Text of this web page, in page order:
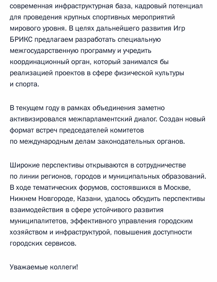
современная инфраструктурная база, кадровый потенциал
для проведения крупных спортивных мероприятий
мирового уровня. В целях дальнейшего развития Игр
БРИКС предлагаем разработать специальную
межгосударственную программу и учредить
координационный орган, который занимался бы
реализацией проектов в сфере физической культуры
и спорта.
В текущем году в рамках объединения заметно
активизировался межпарламентский диалог. Создан новый
формат встреч председателей комитетов
по международным делам законодательных органов.
Широкие перспективы открываются в сотрудничестве
по линии регионов, городов и муниципальных образований.
В ходе тематических форумов, состоявшихся в Москве,
Нижнем Новгороде, Казани, удалось обсудить перспективы
взаимодействия в сфере устойчивого развития
муниципалитетов, эффективного управления городским
хозяйством и инфраструктурой, повышения доступности
городских сервисов.
Уважаемые коллеги!